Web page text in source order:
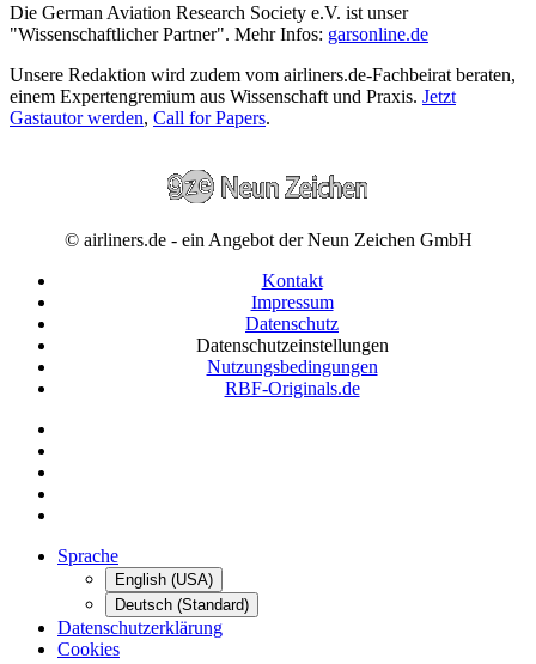
Die German Aviation Research Society e.V. ist unser
"Wissenschaftlicher Partner". Mehr Infos: garsonline.de
Unsere Redaktion wird zudem vom airliners.de-Fachbeirat beraten,
einem Expertengremium aus Wissenschaft und Praxis. Jetzt
Gastautor werden, Call for Papers.
© airliners.de - ein Angebot der Neun Zeichen GmbH
Kontakt
Impressum
Datenschutz
Datenschutzeinstellungen
Nutzungsbedingungen
RBF-Originals.de
Sprache
English (USA)
Deutsch (Standard)
Datenschutzerklärung
Cookies